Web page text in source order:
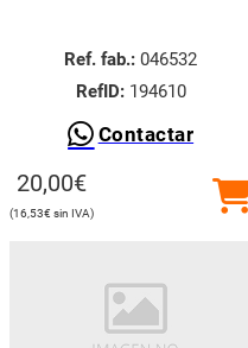
Ref. fab.: 046532
RefID:194610
Contactar
20,00€
16,53€